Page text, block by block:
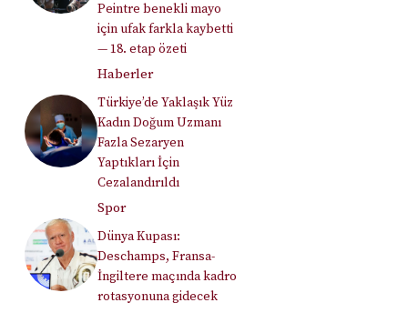
Peintre benekli mayo
için ufak farkla kaybetti
— 18. etap özeti
Haberler
Türkiye’de Yaklaşık Yüz
Kadın Doğum Uzmanı
Fazla Sezaryen
Yaptıkları İçin
Cezalandırıldı
Spor
Dünya Kupası:
Deschamps, Fransa-
İngiltere maçında kadro
rotasyonuna gidecek